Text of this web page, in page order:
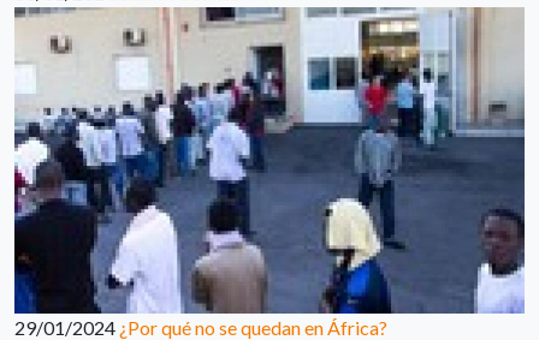
29/01/2024 ¿Por qué no se quedan en África?